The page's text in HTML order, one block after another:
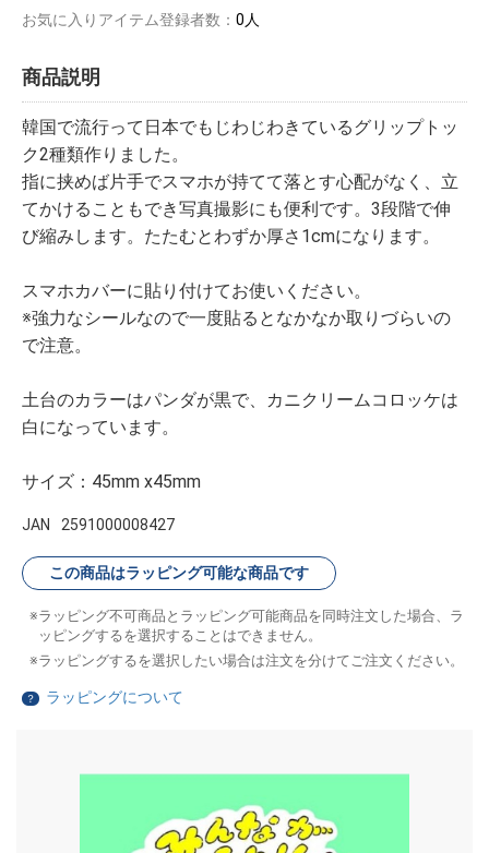
お気に入りアイテム登録者数： 0人
商品説明
韓国で流行って日本でもじわじわきているグリップトッ
ク2種類作りました。
指に挟めば片手でスマホが持てて落とす心配がなく、立
てかけることもでき写真撮影にも便利です。3段階で伸
び縮みします。たたむとわずか厚さ1cmになります。
スマホカバーに貼り付けてお使いください。
※強力なシールなので一度貼るとなかなか取りづらいの
で注意。
土台のカラーはパンダが黒で、カニクリームコロッケは
白になっています。
サイズ：45mm x45mm
JAN 2591000008427
この商品はラッピング可能な商品です
ラッピング不可商品とラッピング可能商品を同時注文した場合、ラ
ッピングするを選択することはできません。
ラッピングするを選択したい場合は注文を分けてご注文ください。
？ ラッピングについて